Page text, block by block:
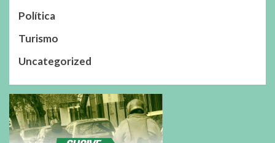
Política
Turismo
Uncategorized